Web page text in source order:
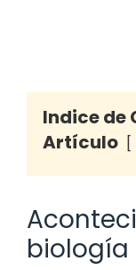
Indice de
Artículo
biología